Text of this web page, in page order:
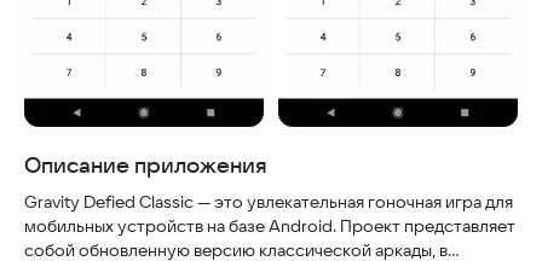
Описание приложения
Gravity Defied Classic — это увлекательная гоночная игра для
мобильных устройств на базе Android. Проект представляет
собой обновленную версию классической аркады, в